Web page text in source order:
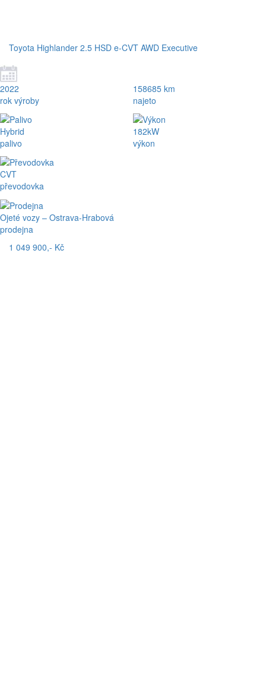
Toyota Highlander 2.5 HSD e-CVT AWD Executive
2022
rok výroby
Hybrid
palivo
CVT
převodovka
Ojeté vozy – Ostrava-Hrabová
prodejna
158685 km
najeto
182kW
výkon
1 049 900,- Kč